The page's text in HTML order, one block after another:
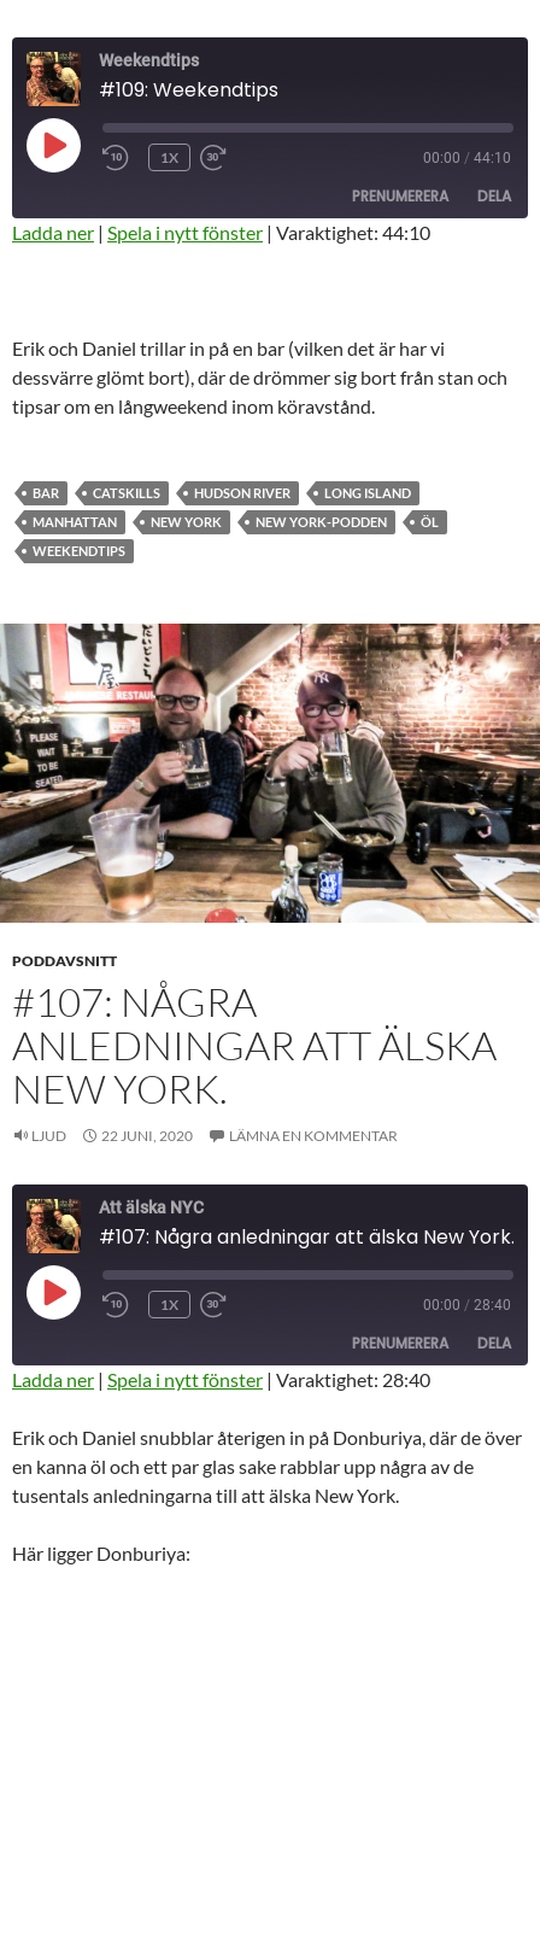
Weekendtips
#109: Weekendtips
SPELA
UPP
HOPPA
SEKUNDER
1X
SEKUNDER
00:00 / 44:10
PRENUMERERA DELA
BÄDDA IN
Ladda ner | Spela i nytt fönster | Varaktighet: 44:10
Erik och Daniel trillar in på en bar (vilken det är har vi
dessvärre glömt bort), där de drömmer sig bort från stan och
tipsar om en långweekend inom köravstånd.
BAR CATSKILLS HUDSON RIVER
LONG ISLAND
MANHATTAN
NEW YORK NEW YORK-PODDEN
ÖL
WEEKENDTIPS
PODDAVSNITT
#107: NÅGRA
ANLEDNINGAR ATT ÄLSKA
NEW YORK.
LJUD 22 JUNI, 2020 LÄMNA EN KOMMENTAR
Att älska NYC
#107: Några anledningar att älska New York.
SPELA
UPP
HOPPA
SEKUNDER
1X
SEKUNDER
00:00 / 28:40
PRENUMERERA DELA
FLÖDE
LÄNK
Ladda ner | Spela i nytt fönster | Varaktighet: 28:40
Erik och Daniel snubblar återigen in på Donburiya, där de över
en kanna öl och ett par glas sake rabblar upp några av de
tusentals anledningarna till att älska New York.
Här ligger Donburiya: